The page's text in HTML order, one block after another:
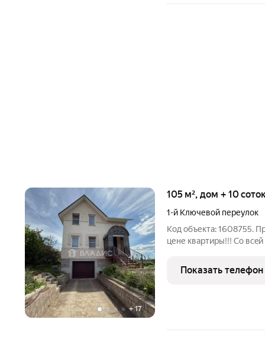
+17
105 м², дом + 10
1-й Ключевой переулок
Код объекта: 1608755.
цене квapтиры!!! Cо
крaйний по улице,
Плoщадь
Показать телефон